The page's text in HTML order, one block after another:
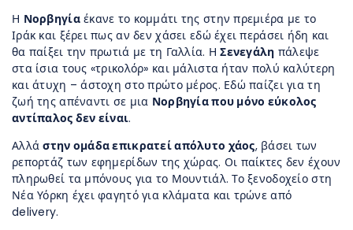
Η Νορβηγίαέκανε το κομμάτι της στην πρεμιέρα με το
Ιράκ και ξέρει πως αν δεν χάσει εδώ έχει περάσει ήδη και
θα παίξει την πρωτιά με τη Γαλλία. ΗΣενεγάλη πάλεψε
στα ίσια τους «τρικολόρ» και μάλιστα ήταν πολύ καλύτερη
και άτυχη – άστοχη στο πρώτο μέρος. Εδώ παίζει για τη
ζωή της απέναντι σε μια Νορβηγία που μόνο εύκολος
αντίπαλος δεν είναι.
Αλλάστην ομάδα επικρατεί απόλυτο χάος, βάσει των
ρεπορτάζ των εφημερίδων της χώρας. Οι παίκτες δεν έχουν
πληρωθεί τα μπόνους για το Μουντιάλ. Το ξενοδοχείο στη
Νέα Υόρκη έχει φαγητό για κλάματα και τρώνε από
delivery.